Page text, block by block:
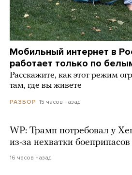
Мобильный интернет в
работает только по
Расскажите, как этот режим
там, где вы живете
РАЗБОР 15 часов назад
WP: Трамп потребовал у
из-за нехватки боеприпасов
16 часов назад